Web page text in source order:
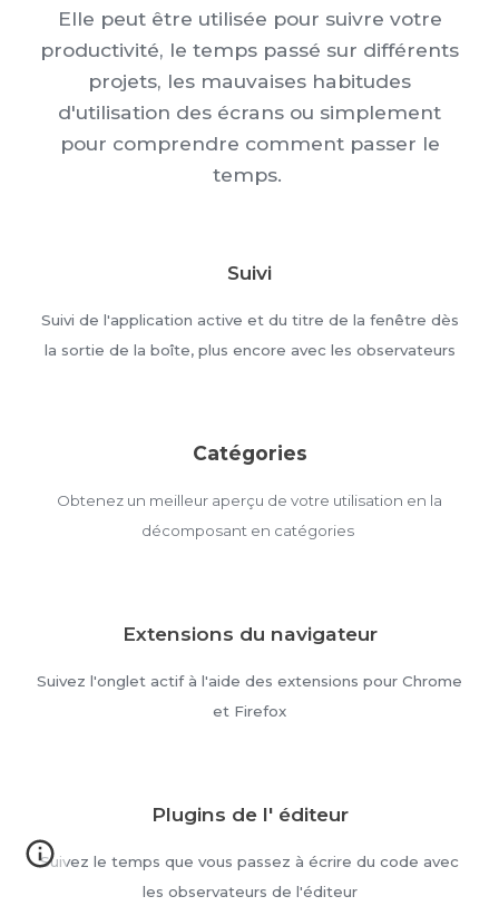
Elle peut être utilisée pour suivre votre
productivité, le temps passé sur différents
projets, les mauvaises habitudes
d'utilisation des écrans ou simplement
pour comprendre comment passer le
temps.
Suivi
Suivi de l'application active et du titre de la fenêtre dès
la sortie de la boîte, plus encore avec les observateurs
Catégories
Obtenez un meilleur aperçu de votre utilisation en la
décomposant en catégories
Extensions du navigateur
Suivez l'onglet actif à l'aide des extensions pour Chrome
et Firefox
Plugins de l' éditeur
Suivez le temps que vous passez à écrire du code avec
les observateurs de l'éditeur